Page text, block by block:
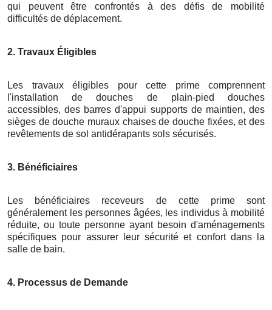
qui peuvent être confrontés à des défis de mobilité
difficultés de déplacement.
2. Travaux Éligibles
Les travaux éligibles pour cette prime comprennent
l'installation de douches de plain-pied douches
accessibles, des barres d'appui supports de maintien, des
sièges de douche muraux chaises de douche fixées, et des
revêtements de sol antidérapants sols sécurisés.
3. Bénéficiaires
Les bénéficiaires receveurs de cette prime sont
généralement les personnes âgées, les individus à mobilité
réduite, ou toute personne ayant besoin d'aménagements
spécifiques pour assurer leur sécurité et confort dans la
salle de bain.
4. Processus de Demande